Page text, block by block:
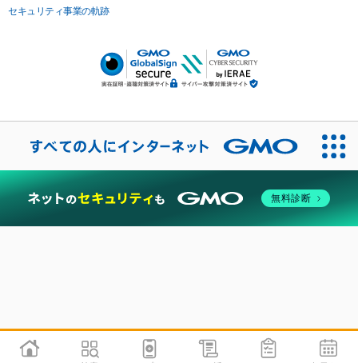
セキュリティ事業の軌跡
無料診断